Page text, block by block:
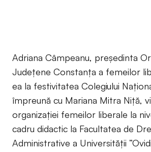
Adriana Câmpeanu, președinta
Județene Constanța a femeilor
ea la festivitatea Colegiului
împreună cu Mariana Mitra Niță,
organizației femeilor liberale la
cadru didactic la Facultatea de
Administrative a Universității